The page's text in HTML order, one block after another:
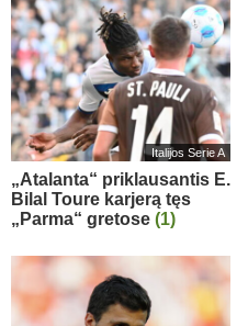
Italijos Serie A
„Atalanta“ priklausantis E.
Bilal Toure karjerą tęs
„Parma“ gretose (1)